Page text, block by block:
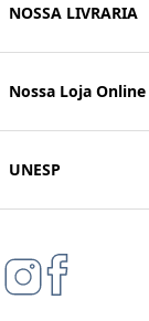
NOSSA LIVRARIA
Nossa Loja Online
UNESP